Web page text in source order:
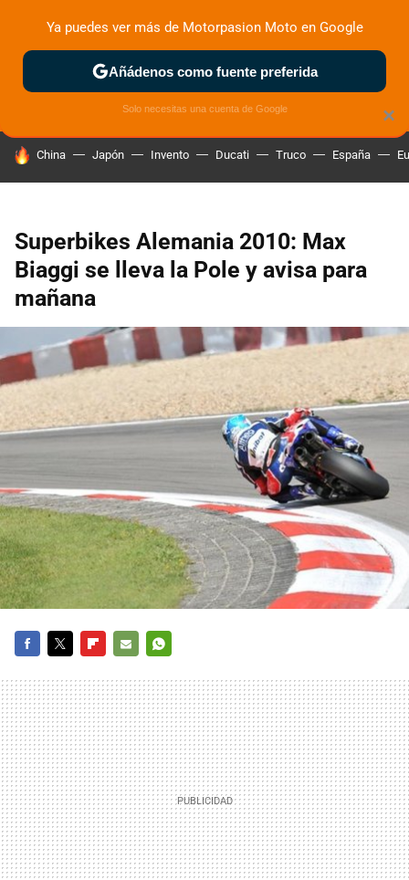
ZONA DE PRUEBAS DEPORTIVAS MOTOS ELÉCTRICAS
HOY SE HABLA DE
China Japón Invento Ducati Truco España
Superbikes Alemania 2010: Max
Biaggi se lleva la Pole y avisa para
mañana
MAIL
×
Ya puedes ver más de Motorpasion Moto en Google
Añádenos como fuente preferida
Solo necesitas una cuenta de Google